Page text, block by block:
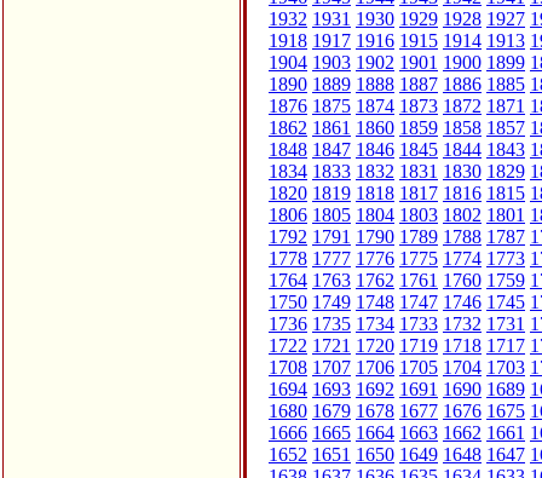
1932 1931 1930 1929 1928 1927
1918 1917 1916 1915 1914 1913
1904 1903 1902 1901 1900 1899
1890 1889 1888 1887 1886 1885
1876 1875 1874 1873 1872 1871
1862 1861 1860 1859 1858 1857
1848 1847 1846 1845 1844 1843
1834 1833 1832 1831 1830 1829
1820 1819 1818 1817 1816 1815
1806 1805 1804 1803 1802 1801
1792 1791 1790 1789 1788 1787
1778 1777 1776 1775 1774 1773
1764 1763 1762 1761 1760 1759
1750 1749 1748 1747 1746 1745
1736 1735 1734 1733 1732 1731
1722 1721 1720 1719 1718 1717
1708 1707 1706 1705 1704 1703
1694 1693 1692 1691 1690 1689
1680 1679 1678 1677 1676 1675
1666 1665 1664 1663 1662 1661
1652 1651 1650 1649 1648 1647